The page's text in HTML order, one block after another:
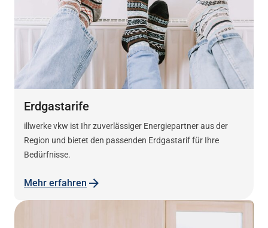
Erdgastarife
illwerke vkw ist Ihr zuverlässiger Energiepartner aus der
Region und bietet den passenden Erdgastarif für Ihre
Bedürfnisse.
Mehr erfahren